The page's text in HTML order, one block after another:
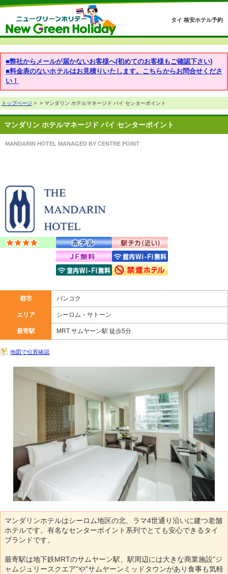
タイ 格安ホテル予約
■弊社からメールが届かないお客様へ(初めてのお客様もご確認下さい)
■料金表のないホテルはお見積りいたします。こちらからお問合せくださ
い！
トップページ > > マンダリン ホテルマネージド バイ センターポイント
マンダリン ホテルマネージド バイ センターポイント
MANDARIN HOTEL MANAGED BY CENTRE POINT
都市 バンコク
エリア シーロム・サトーン
最寄駅 MRT サムヤーン駅 徒歩5分
地図で位置確認
マンダリンホテルはシーロム地区の北、ラマ4世通り沿いに建つ老舗
ホテルです。有名なセンターポイント系列でとても安心できるタイ
ブランドです。
最寄駅は地下鉄MRTのサムヤーン駅、駅周辺には大きな商業施設"ジ
ャムジュリースクエア"や"サムヤーンミッドタウンがあり食事も気軽